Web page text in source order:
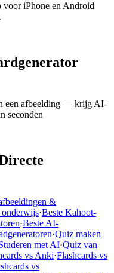
voor iPhone en Android
een afbeelding — krijg AI-
seconden
&
onderwijs·Beste Kahoot-
·Beste AI-
·Quiz maken
met AI·Quiz van
vs Anki·Flashcards vs
vs